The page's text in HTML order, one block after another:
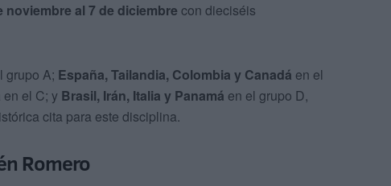
noviembre al 7 de diciembre con dieciséis
grupo A; España, Tailandia, Colombia y Canadá en el
en el C; y Brasil, Irán, Italia y Panamá en el grupo D,
cita para este disciplina.
Romero